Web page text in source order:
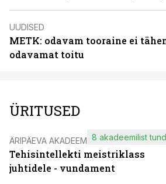
UUDISED
METK: odavam tooraine ei
odavamat toitu
ÜRITUSED
ÄRIPÄEVA AKADEEMIA
Tehisintellekti meistriklass
juhtidele - vundament
8 akadeemilist